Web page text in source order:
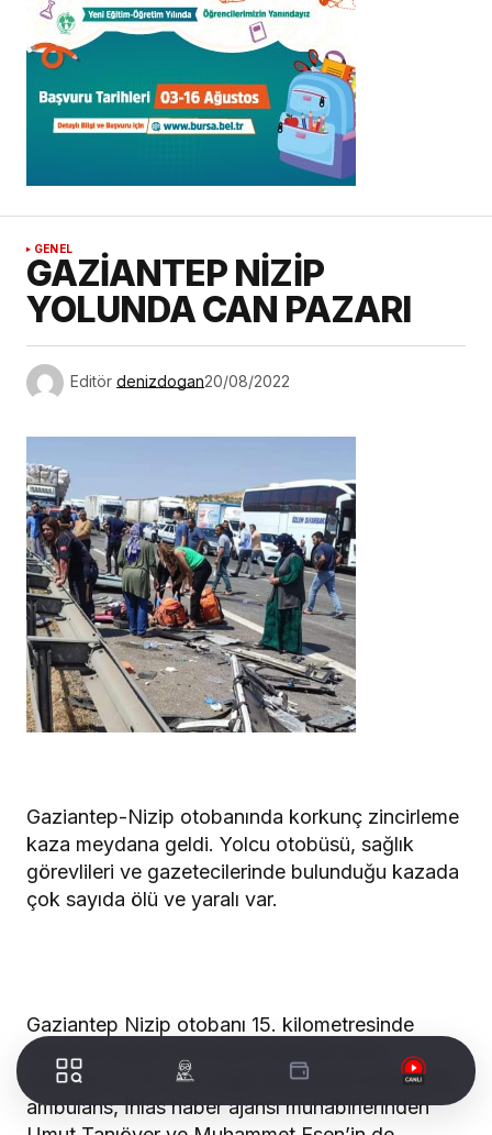
GENEL
GAZİANTEP NİZİP
YOLUNDA CAN PAZARI
Editör denizdogan20/08/2022
Gaziantep-Nizip otobanında korkunç zincirleme
kaza meydana geldi. Yolcu otobüsü, sağlık
görevlileri ve gazetecilerinde bulunduğu kazada
çok sayıda ölü ve yaralı var.
Gaziantep Nizip otobanı 15. kilometresinde
meydana gelen zincirleme kazada yolcu
otobüsü ve 112 Acil sağlık ekiplerinin bulunduğu
ambülans, İhlas haber ajansı muhabirlerinden